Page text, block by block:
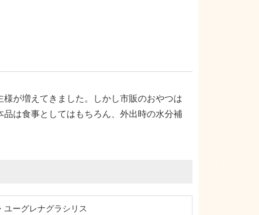
が増えてきました。しかし市販のおやつは
は食事としてはもちろん、外出時の水分補
ーグレナグラシリス